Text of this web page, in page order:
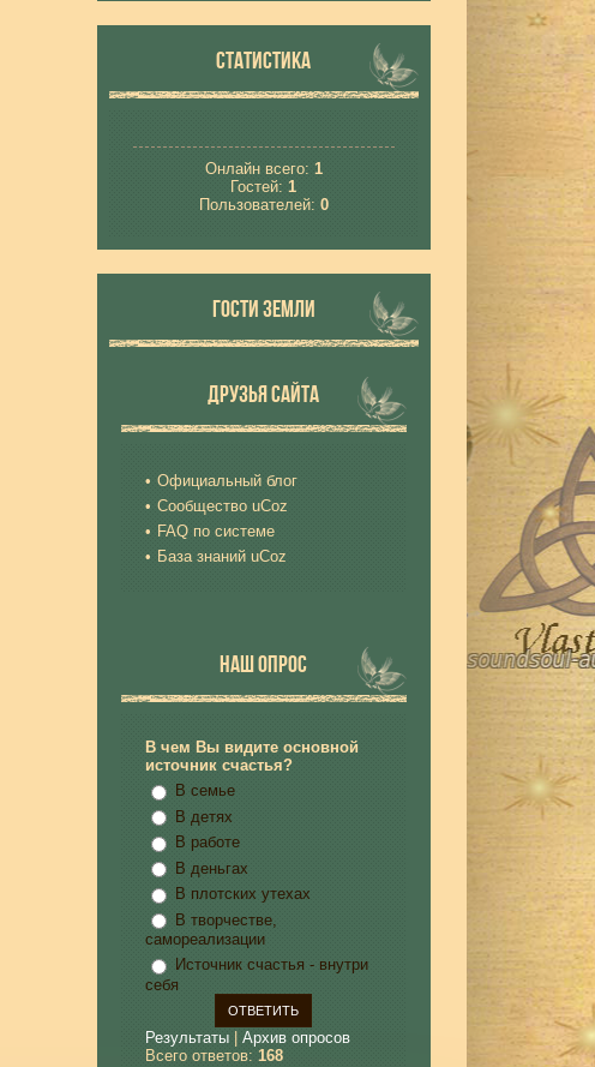
СТАТИСТИКА
Онлайн всего: 1
Гостей:1
Пользователей: 0
ГОСТИ ЗЕМЛИ
ДРУЗЬЯ САЙТА
Официальный блог
Сообщество uCoz
FAQ по системе
База знаний uCoz
НАШ ОПРОС
В чем Вы видите основной
источник счастья?
В семье
В детях
В работе
В деньгах
В плотских утехах
В творчестве,
самореализации
Источник счастья - внутри
себя
Результаты| Архив опросов
Всего ответов: 168